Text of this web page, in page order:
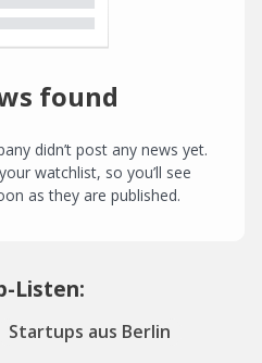
found
didn’t post any news yet.
watchlist, so you’ll see
as they are published.
Listen:
Startups aus Berlin